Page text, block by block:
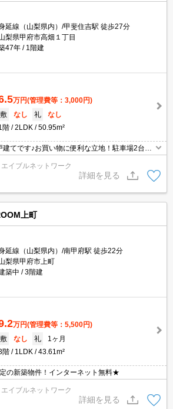
延線（山梨県内）/甲斐住吉駅 徒歩27分
梨県甲府市高畑１丁目
47年
1階建
万円(管理費等：3,000円)
敷
なし 礼
なし
階
2LDK 50.95m²
てです♪お買い物に便利な立地！駐車場2台付
イブルネットワーク
詳細を見る
上町
延線（山梨県内）/南甲府駅 徒歩22分
梨県甲府市上町
築中
3階建
万円(管理費等：5,500円)
敷
なし 礼
1ヶ月
階
1LDK 43.61m²
の新築物件！インターネット無料★
イブルネットワーク
詳細を見る